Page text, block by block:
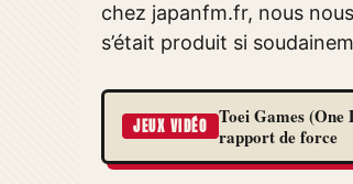
chez japanfm.fr, nous
s’était produit si
JEUX VIDÉO Toei Games (One
rapport de force